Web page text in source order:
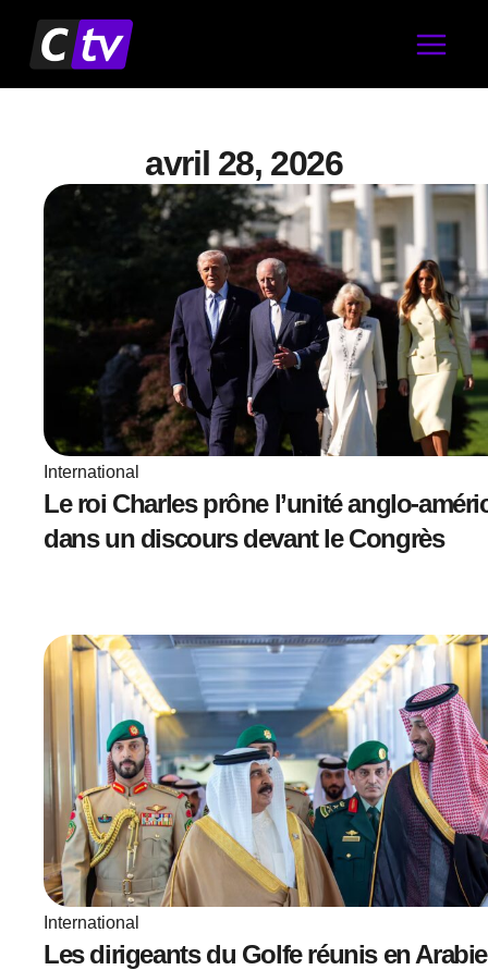
contenu
avril 28, 2026
International
Le roi Charles prône l’unité anglo-
dans un discours devant le Congrès
International
Les dirigeants du Golfe réunis en Arabie